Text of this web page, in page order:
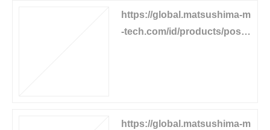
https://global.matsushima-m
-tech.com/id/products/positi
https://global.matsushima-m